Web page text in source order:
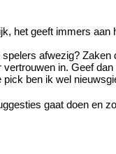
het geeft immers
afwezig?
in. Geef
ben ik wel
gaat doen en